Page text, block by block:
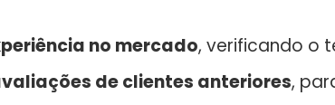
no mercado, verificando o
de clientes anteriores,